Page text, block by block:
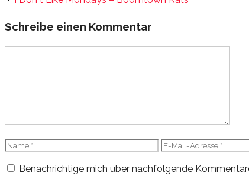
Schreibe einen Kommentar
Name
E-
Adresse
Benachrichtige mich über nachfolgende